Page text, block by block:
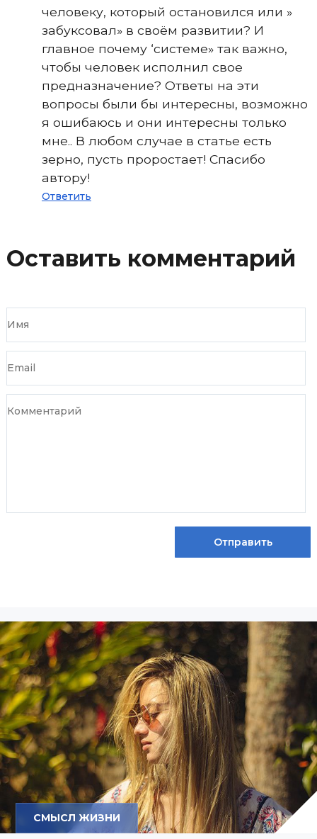
человеку, который остановился или »
забуксовал» в своём развитии? И
главное почему ‘системе» так важно,
чтобы человек исполнил свое
предназначение? Ответы на эти
вопросы были бы интересны, возможно
я ошибаюсь и они интересны только
мне.. В любом случае в статье есть
зерно, пусть проростает! Спасибо
автору!
Ответить
Оставить комментарий
СМЫСЛ ЖИЗНИ